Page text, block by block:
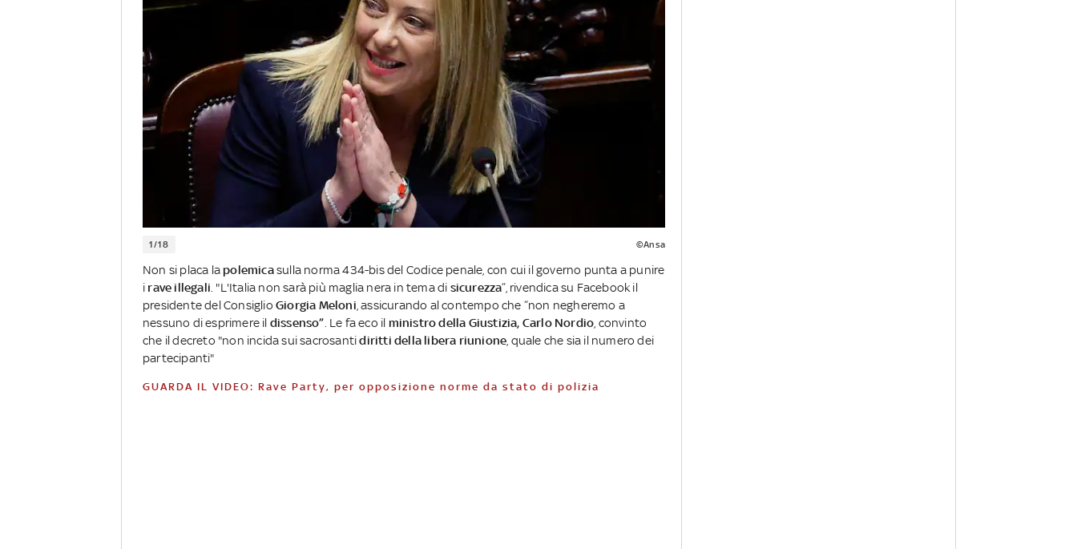
1/18 ©Ansa
Non si placa la polemicasulla norma 434-bis del Codice penale, con cui il governo punta a punire
i rave illegali. "L'Italia non sarà più maglia nera in tema di sicurezza”, rivendica su Facebook il
presidente del Consiglio Giorgia Meloni, assicurando al contempo che “non negheremo a
nessuno di esprimere il dissenso”. Le fa eco il ministro della Giustizia, Carlo Nordio, convinto
che il decreto "non incida sui sacrosantidiritti della libera riunione, quale che sia il numero dei
partecipanti"
GUARDA IL VIDEO: Rave Party, per opposizione norme da stato di polizia